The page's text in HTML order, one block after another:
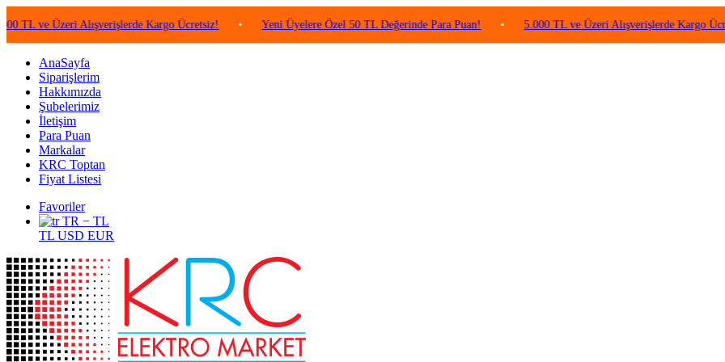
Üzeri Alışverişlerde Kargo Ücretsiz! • Yeni Üyelere Özel 50 TL Değerinde Para Puan! • 5.000 TL ve Üzeri Alışverişlerde Kargo Ücretsiz!
AnaSayfa
Siparişlerim
Hakkımızda
Şubelerimiz
İletişim
Para Puan
Markalar
KRC Toptan
Fiyat Listesi
Favoriler
TR − TL
TL USD EUR